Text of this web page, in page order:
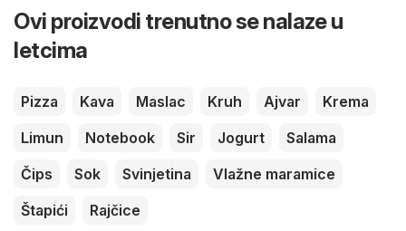
Ovi proizvodi trenutno se nalaze u
letcima
Pizza Kava Maslac Kruh Ajvar
Krema
Limun
Notebook Sir Jogurt
Salama
Čips
Sok Svinjetina
Vlažne maramice
Štapići
Rajčice